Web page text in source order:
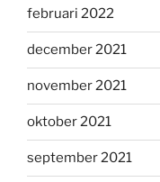
februari 2022
december 2021
november 2021
oktober 2021
september 2021